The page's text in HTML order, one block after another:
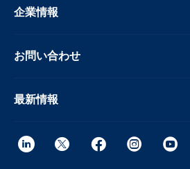
企業情報
お問い合わせ
最新情報